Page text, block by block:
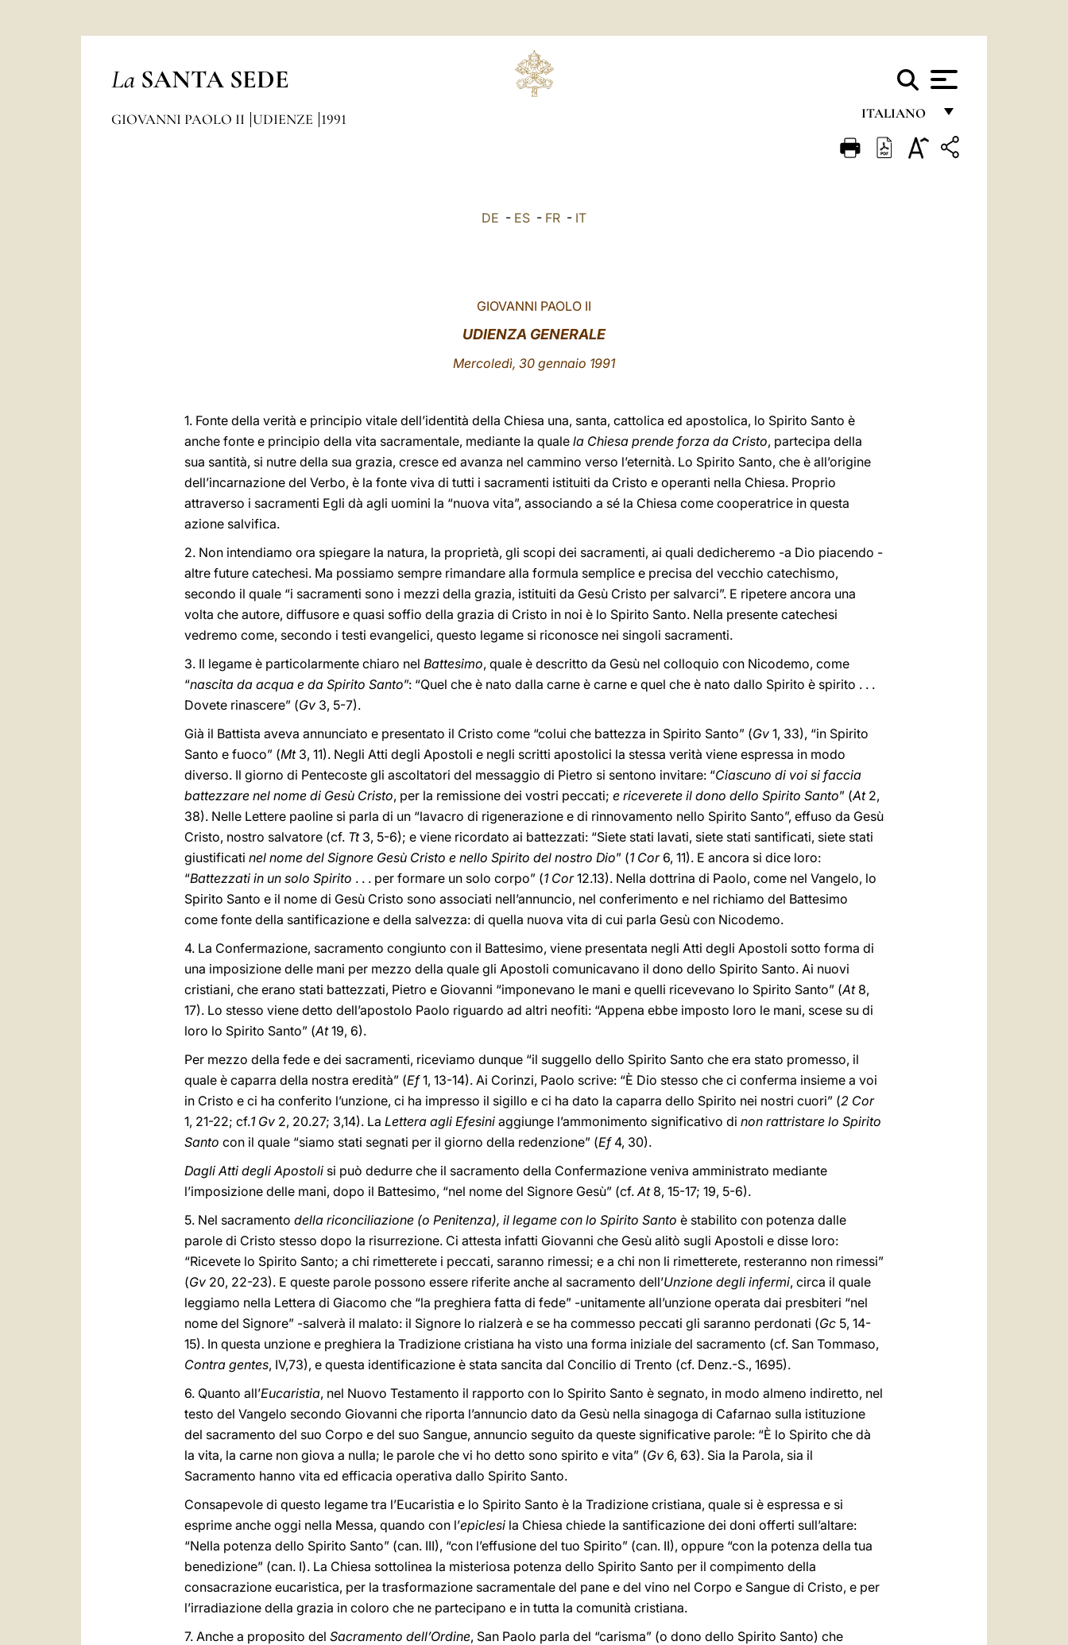
La SANTA SEDE
ITALIANO
FRANÇAIS
GIOVANNI PAOLO II UDIENZE 1991
DE - ES - FR - IT
GIOVANNI PAOLO II
UDIENZA GENERALE
Mercoledì, 30 gennaio 1991
1. Fonte della verità e principio vitale dell’identità della Chiesa una, santa, cattolica ed apostolica, lo Spirito Santo è
anche fonte e principio della vita sacramentale, mediante la quale la Chiesa prende forza da Cristo, partecipa della
sua santità, si nutre della sua grazia, cresce ed avanza nel cammino verso l’eternità. Lo Spirito Santo, che è all’origine
dell’incarnazione del Verbo, è la fonte viva di tutti i sacramenti istituiti da Cristo e operanti nella Chiesa. Proprio
attraverso i sacramenti Egli dà agli uomini la “nuova vita”, associando a sé la Chiesa come cooperatrice in questa
azione salvifica.
2. Non intendiamo ora spiegare la natura, la proprietà, gli scopi dei sacramenti, ai quali dedicheremo -a Dio piacendo -
altre future catechesi. Ma possiamo sempre rimandare alla formula semplice e precisa del vecchio catechismo,
secondo il quale “i sacramenti sono i mezzi della grazia, istituiti da Gesù Cristo per salvarci”. E ripetere ancora una
volta che autore, diffusore e quasi soffio della grazia di Cristo in noi è lo Spirito Santo. Nella presente catechesi
vedremo come, secondo i testi evangelici, questo legame si riconosce nei singoli sacramenti.
3. Il legame è particolarmente chiaro nel Battesimo, quale è descritto da Gesù nel colloquio con Nicodemo, come
“nascita da acqua e da Spirito Santo”: “Quel che è nato dalla carne è carne e quel che è nato dallo Spirito è spirito . . .
Dovete rinascere” (Gv 3, 5-7).
Già il Battista aveva annunciato e presentato il Cristo come “colui che battezza in Spirito Santo” (Gv 1, 33), “in Spirito
Santo e fuoco” (Mt3, 11). Negli Atti degli Apostoli e negli scritti apostolici la stessa verità viene espressa in modo
diverso. Il giorno di Pentecoste gli ascoltatori del messaggio di Pietro si sentono invitare: “Ciascuno di voi si faccia
battezzare nel nome di Gesù Cristo, per la remissione dei vostri peccati; e riceverete il dono dello Spirito Santo” (At2,
38). Nelle Lettere paoline si parla di un “lavacro di rigenerazione e di rinnovamento nello Spirito Santo”, effuso da Gesù
Cristo, nostro salvatore (cf. Tt3, 5-6); e viene ricordato ai battezzati: “Siete stati lavati, siete stati santificati, siete stati
giustificati nel nome del Signore Gesù Cristo e nello Spirito del nostro Dio” (1 Cor 6, 11). E ancora si dice loro:
“Battezzati in un solo Spirito . . . per formare un solo corpo” (1 Cor12.13). Nella dottrina di Paolo, come nel Vangelo, lo
Spirito Santo e il nome di Gesù Cristo sono associati nell’annuncio, nel conferimento e nel richiamo del Battesimo
come fonte della santificazione e della salvezza: di quella nuova vita di cui parla Gesù con Nicodemo.
4. La Confermazione, sacramento congiunto con il Battesimo, viene presentata negli Atti degli Apostoli sotto forma di
una imposizione delle mani per mezzo della quale gli Apostoli comunicavano il dono dello Spirito Santo. Ai nuovi
cristiani, che erano stati battezzati, Pietro e Giovanni “imponevano le mani e quelli ricevevano lo Spirito Santo” (At8,
17). Lo stesso viene detto dell’apostolo Paolo riguardo ad altri neofiti: “Appena ebbe imposto loro le mani, scese su di
loro lo Spirito Santo” (At19, 6).
Per mezzo della fede e dei sacramenti, riceviamo dunque “il suggello dello Spirito Santo che era stato promesso, il
quale è caparra della nostra eredità” (Ef1, 13-14). Ai Corinzi, Paolo scrive: “È Dio stesso che ci conferma insieme a voi
in Cristo e ci ha conferito l’unzione, ci ha impresso il sigillo e ci ha dato la caparra dello Spirito nei nostri cuori” (2 Cor
1, 21-22; cf.1 Gv 2, 20.27; 3,14). La Lettera agli Efesini aggiunge l’ammonimento significativo di non rattristare lo Spirito
Santo con il quale “siamo stati segnati per il giorno della redenzione” (Ef4, 30).
Dagli Atti degli Apostoli si può dedurre che il sacramento della Confermazione veniva amministrato mediante
l’imposizione delle mani, dopo il Battesimo, “nel nome del Signore Gesù” (cf.At8, 15-17; 19, 5-6).
5. Nel sacramento della riconciliazione (o Penitenza), il legame con lo Spirito Santo è stabilito con potenza dalle
parole di Cristo stesso dopo la risurrezione. Ci attesta infatti Giovanni che Gesù alitò sugli Apostoli e disse loro:
“Ricevete lo Spirito Santo; a chi rimetterete i peccati, saranno rimessi; e a chi non li rimetterete, resteranno non rimessi”
(Gv 20, 22-23). E queste parole possono essere riferite anche al sacramento dell’Unzione degli infermi, circa il quale
leggiamo nella Lettera di Giacomo che “la preghiera fatta di fede” -unitamente all’unzione operata dai presbiteri “nel
nome del Signore” -salverà il malato: il Signore lo rialzerà e se ha commesso peccati gli saranno perdonati (Gc 5, 14-
15). In questa unzione e preghiera la Tradizione cristiana ha visto una forma iniziale del sacramento (cf. San Tommaso,
Contra gentes, IV,73), e questa identificazione è stata sancita dal Concilio di Trento (cf. Denz.-S., 1695).
6. Quanto all’Eucaristia, nel Nuovo Testamento il rapporto con lo Spirito Santo è segnato, in modo almeno indiretto, nel
testo del Vangelo secondo Giovanni che riporta l’annuncio dato da Gesù nella sinagoga di Cafarnao sulla istituzione
del sacramento del suo Corpo e del suo Sangue, annuncio seguito da queste significative parole: “È lo Spirito che dà
la vita, la carne non giova a nulla; le parole che vi ho detto sono spirito e vita” (Gv 6, 63). Sia la Parola, sia il
Sacramento hanno vita ed efficacia operativa dallo Spirito Santo.
Consapevole di questo legame tra l’Eucaristia e lo Spirito Santo è la Tradizione cristiana, quale si è espressa e si
esprime anche oggi nella Messa, quando con l’epiclesi la Chiesa chiede la santificazione dei doni offerti sull’altare:
“Nella potenza dello Spirito Santo” (can. III), “con l’effusione del tuo Spirito” (can. II), oppure “con la potenza della tua
benedizione” (can. I). La Chiesa sottolinea la misteriosa potenza dello Spirito Santo per il compimento della
consacrazione eucaristica, per la trasformazione sacramentale del pane e del vino nel Corpo e Sangue di Cristo, e per
l’irradiazione della grazia in coloro che ne partecipano e in tutta la comunità cristiana.
7. Anche a proposito del Sacramento dell’Ordine, San Paolo parla del “carisma” (o dono dello Spirito Santo) che